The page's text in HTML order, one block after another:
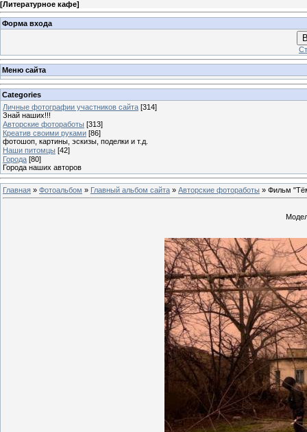
[Литературное кафе]
Форма входа
Меню сайта
Categories
Личные фотографии участников сайта [314]
Знай наших!!!
Авторские фотоработы [313]
Креатив своими руками [86]
фотошоп, картины, эскизы, поделки и т.д.
Наши питомцы [42]
Города [80]
Города наших авторов
Главная » Фотоальбом » Главный альбом сайта » Авторские фотоработы » Фильм